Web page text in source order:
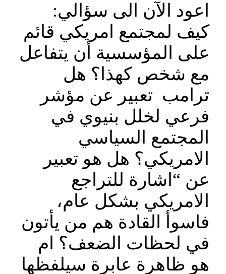
اعود الآن الى سؤالي:
كيف لمجتمع امريكي قائم
على المؤسسية أن يتفاعل
مع شخص كهذا؟ هل
ترامب تعبير عن مؤشر
فرعي لخلل بنيوي في
المجتمع السياسي
الامريكي؟ هل هو تعبير
عن “اشارة للتراجع
الامريكي بشكل عام،
فاسوأ القادة هم من يأتون
في لحظات الضعف؟ ام
هو ظاهرة عابرة سيلفظها